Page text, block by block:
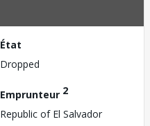
État
Dropped
Emprunteur 2
Republic of El Salvador